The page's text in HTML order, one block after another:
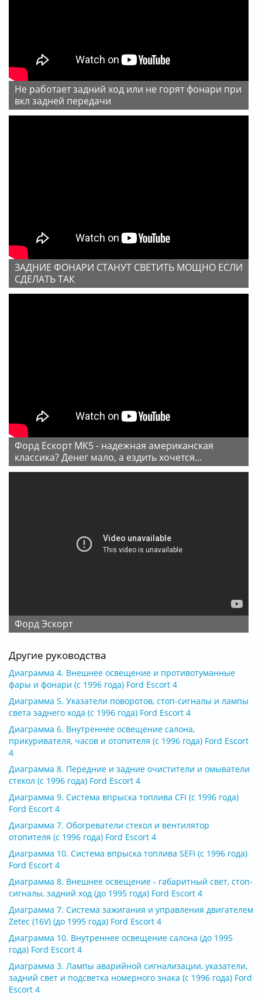
Не работает задний ход или не горят фонари при
вкл задней передачи
ЗАДНИЕ ФОНАРИ СТАНУТ СВЕТИТЬ МОЩНО ЕСЛИ
СДЕЛАТЬ ТАК
Форд Ескорт МК5 - надежная американская
классика? Денег мало, а ездить хочется...
Форд Эскорт
Другие руководства
Диаграмма 4. Внешнее освещение и противотуманные
фары и фонари (с 1996 года) Ford Escort 4
Диаграмма 5. Указатели поворотов, стоп-сигналы и лампы
света заднего хода (с 1996 года) Ford Escort 4
Диаграмма 6. Внутреннее освещение салона,
прикуривателя, часов и отопителя (с 1996 года) Ford Escort
4
Диаграмма 8. Передние и задние очистители и омыватели
стекол (с 1996 года) Ford Escort 4
Диаграмма 9. Система впрыска топлива CFI (с 1996 года)
Ford Escort 4
Диаграмма 7. Обогреватели стекол и вентилятор
отопителя (с 1996 года) Ford Escort 4
Диаграмма 10. Система впрыска топлива SEFI (с 1996 года)
Ford Escort 4
Диаграмма 8. Внешнее освещение - габаритный свет, стоп-
сигналы, задний ход (до 1995 года) Ford Escort 4
Диаграмма 7. Система зажигания и управления двигателем
Zetec (16V) (до 1995 года) Ford Escort 4
Диаграмма 10. Внутреннее освещение салона (до 1995
года) Ford Escort 4
Диаграмма 3. Лампы аварийной сигнализации, указатели,
задний свет и подсветка номерного знака (с 1996 года) Ford
Escort 4